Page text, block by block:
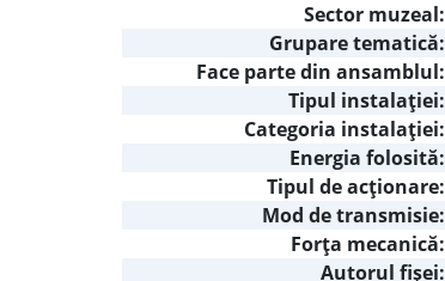
Sector muzeal:
Grupare tematică:
Face parte din ansamblul:
Tipul instalaţiei:
Categoria instalaţiei:
Energia folosită:
Tipul de acţionare:
Mod de transmisie:
Forţa mecanică:
Autorul fişei: